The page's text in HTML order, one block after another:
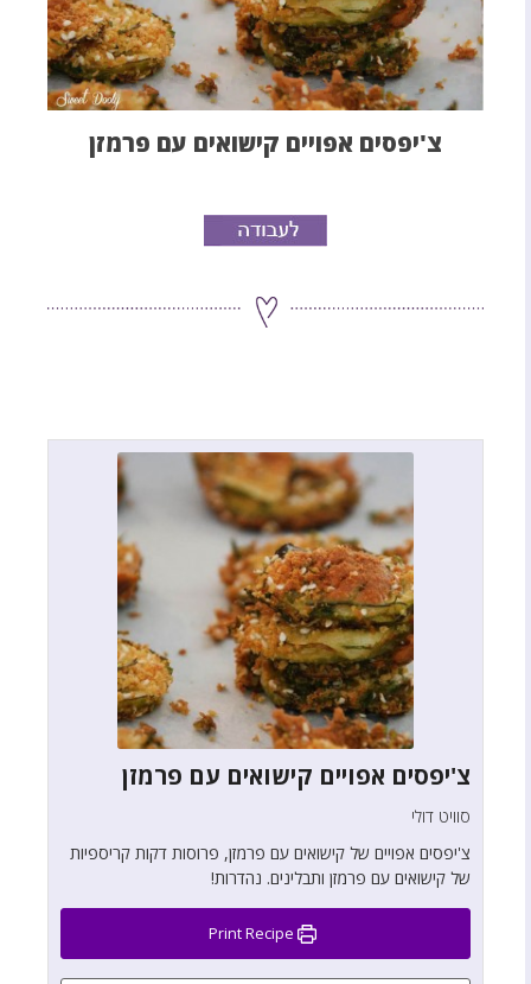
צ'יפסים אפויים קישואים עם פרמזן
צ'יפסים אפויים קישואים עם פרמזן
סוויט דולי
צ'יפסים אפויים של קישואים עם פרמזן, פרוסות דקות קריספיות
של קישואים עם פרמזן ותבלינים. נהדרות!